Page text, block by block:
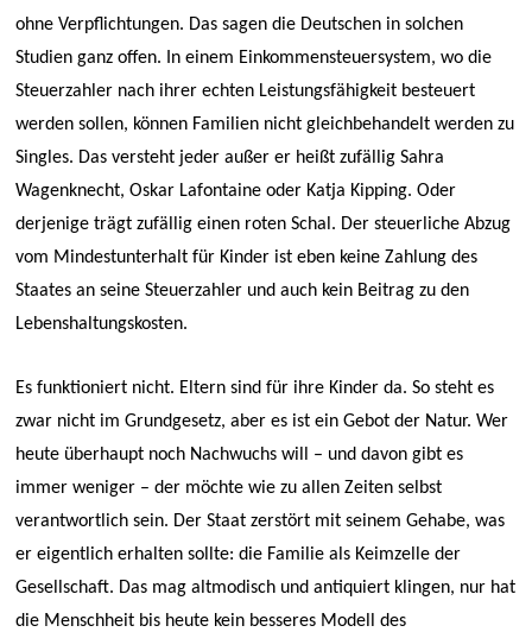
ohne Verpflichtungen. Das sagen die Deutschen in solchen
Studien ganz offen. In einem Einkommensteuersystem, wo die
Steuerzahler nach ihrer echten Leistungsfähigkeit besteuert
werden sollen, können Familien nicht gleichbehandelt werden zu
Singles. Das versteht jeder außer er heißt zufällig Sahra
Wagenknecht, Oskar Lafontaine oder Katja Kipping. Oder
derjenige trägt zufällig einen roten Schal. Der steuerliche Abzug
vom Mindestunterhalt für Kinder ist eben keine Zahlung des
Staates an seine Steuerzahler und auch kein Beitrag zu den
Lebenshaltungskosten.
Es funktioniert nicht. Eltern sind für ihre Kinder da. So steht es
zwar nicht im Grundgesetz, aber es ist ein Gebot der Natur. Wer
heute überhaupt noch Nachwuchs will – und davon gibt es
immer weniger – der möchte wie zu allen Zeiten selbst
verantwortlich sein. Der Staat zerstört mit seinem Gehabe, was
er eigentlich erhalten sollte: die Familie als Keimzelle der
Gesellschaft. Das mag altmodisch und antiquiert klingen, nur hat
die Menschheit bis heute kein besseres Modell des